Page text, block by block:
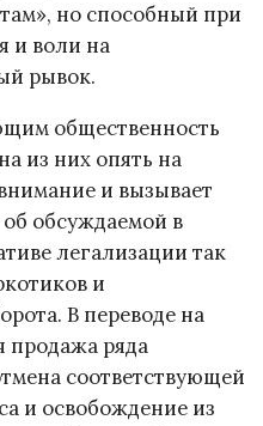
но способный при
и воли на
рывок.
общественность
из них опять на
и вызывает
обсуждаемой в
легализации так
и
В переводе на
продажа ряда
соответствующей
и освобождение из